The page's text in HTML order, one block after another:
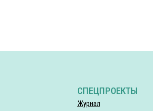
СПЕЦПРОЕКТЫ
Журнал